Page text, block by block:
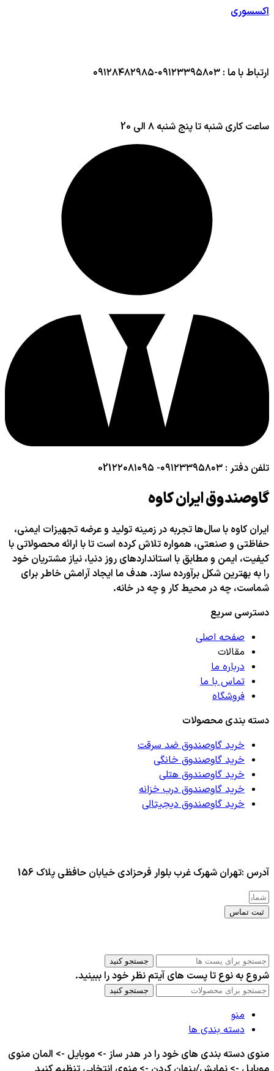
اکسسوری
ارتباط با ما : ۰۹۱۲۳۳۹۵۸۰۳-۰۹۱۲۸۴۸۲۹۸۵
ساعت کاری شنبه تا پنج شنبه ۸ الی 20
تلفن دفتر : ۰۹۱۲۳۳۹۵۸۰۳- 021۲۲۰۸۱۰۹۵
گاوصندوق ایران کاوه
ایران کاوه با سال‌ها تجربه در زمینه تولید و عرضه تجهیزات ایمنی،
حفاظتی و صنعتی، همواره تلاش کرده است تا با ارائه محصولاتی با
کیفیت، ایمن و مطابق با استانداردهای روز دنیا، نیاز مشتریان خود
را به بهترین شکل برآورده سازد. هدف ما ایجاد آرامش خاطر برای
شماست، چه در محیط کار و چه در خانه.
دسترسی سریع
صفحه اصلی
مقالات
درباره ما
تماس با ما
فروشگاه
دسته بندی محصولات
خرید گاوصندوق ضد سرقت
خرید گاوصندوق خانگی
خرید گاوصندوق هتلی
خرید گاوصندوق درب خزانه
خرید گاوصندوق دیجیتالی
آدرس :تهران شهرک غرب بلوار فرحزادی خیابان حافظی پلاک 156
ثبت تماس
جستجو کنید
شروع به نوع تا پست های آیتم نظر خود را ببینید.
جستجو کنید
منو
دسته بندی ها
منوی دسته بندی های خود را در هدر ساز -> موبایل -> المان منوی